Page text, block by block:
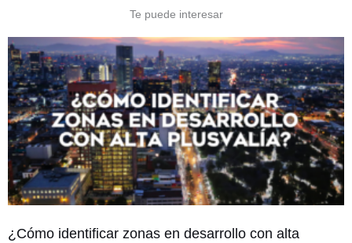
Te puede interesar
¿Cómo identificar zonas en desarrollo con alta